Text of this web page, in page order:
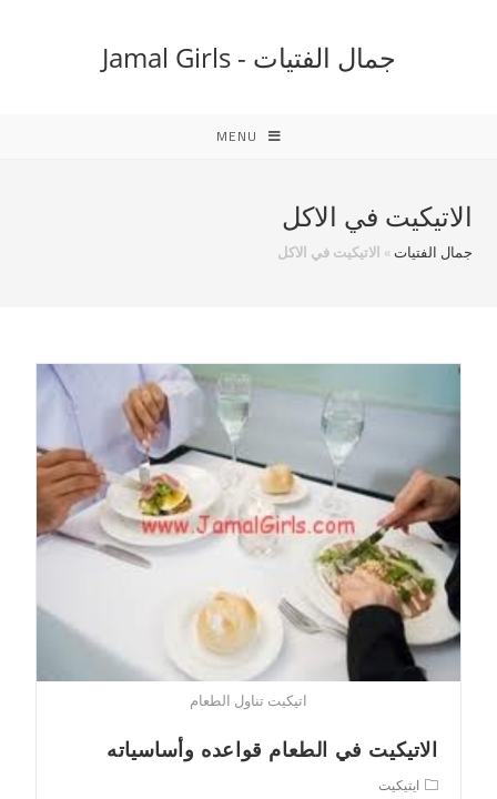
جمال الفتيات - Jamal Girls
MENU
الاتيكيت في الاكل
جمال الفتيات» الاتيكيت في الاكل
اتيكيت تناول الطعام
الاتيكيت في الطعام قواعده وأساسياته
Postايتيكيت